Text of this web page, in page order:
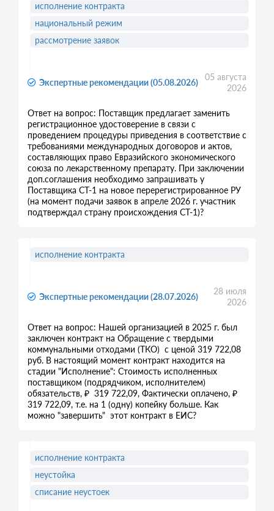
Экспертные рекомендации (05.08.2026)
05 августа
2026
Ответ на вопрос: Поставщик предлагает заменить
регистрационное удостоверение в связи с
проведением процедуры приведения в соответствие с
требованиями международных договоров и актов,
составляющих право Евразийского экономического
союза по лекарственному препарату. При заключении
доп.соглашения необходимо запрашивать у
Поставщика СТ-1 на новое перерегистрированное РУ
(на момент подачи заявок в апреле 2026 г. участник
подтверждал страну происхождения СТ-1)?
исполнение контракта
национальный режим
рассмотрение заявок
Экспертные рекомендации (28.07.2026)
28 июля
2026
Ответ на вопрос: Нашей организацией в 2025 г. был
заключен контракт на Обращение с твердыми
коммунальными отходами (ТКО) с ценой 319 722,08
руб. В настоящий момент контракт находится на
стадии "Исполнение": Стоимость исполненных
поставщиком (подрядчиком, исполнителем)
обязательств, ₽ 319 722,09, Фактически оплачено, ₽
319 722,09, т.е. на 1 (одну) копейку больше. Как
можно "завершить" этот контракт в ЕИС?
исполнение контракта
исполнение контракта
неустойка
списание неустоек